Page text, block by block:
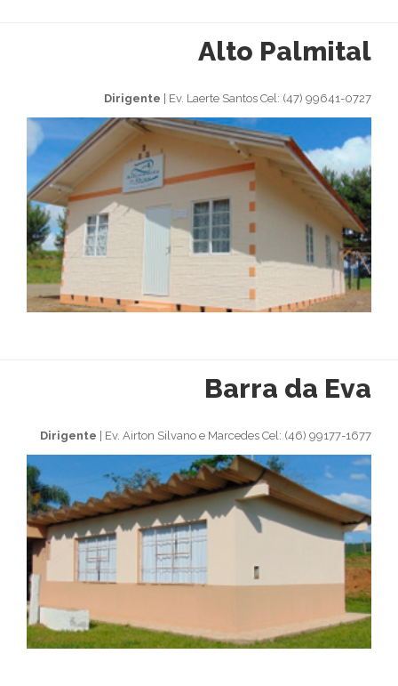
Alto Palmital
Dirigente | Ev. Laerte Santos Cel: (47) 99641-0727
Barra da Eva
Dirigente | Ev. Airton Silvano e Marcedes Cel: (46) 99177-1677